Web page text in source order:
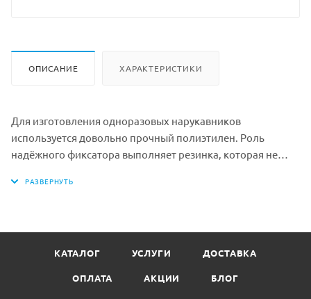
ОПИСАНИЕ ХАРАКТЕРИСТИКИ
Для изготовления одноразовых нарукавников
используется довольно прочный полиэтилен. Роль
надёжного фиксатора выполняет резинка, которая не
нарукавники применяются для защиты одежды.
Производитель: HANS
Минимальный заказ: 1 пачка/50шт
КАТАЛОГ УСЛУГИ ДОСТАВКА
ОПЛАТА АКЦИИ БЛОГ